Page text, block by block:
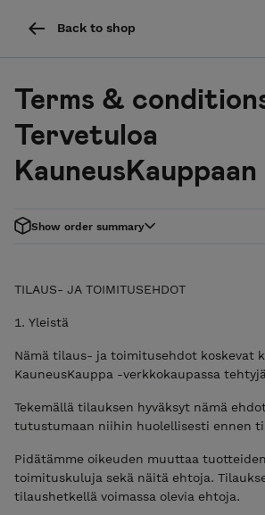
Back to shop
Terms &
Tervetuloa
KauneusKauppaan
Show order summary
TILAUS- JA TOIMITUSEHDOT
1. Yleistä
Nämä tilaus- ja toimitusehdot koskevat
KauneusKauppa -verkkokaupassa
Tekemällä tilauksen hyväksyt nämä
tutustumaan niihin huolellisesti ennen
Pidätämme oikeuden muuttaa
toimituskuluja sekä näitä ehtoja.
tilaushetkellä voimassa olevia ehtoja.